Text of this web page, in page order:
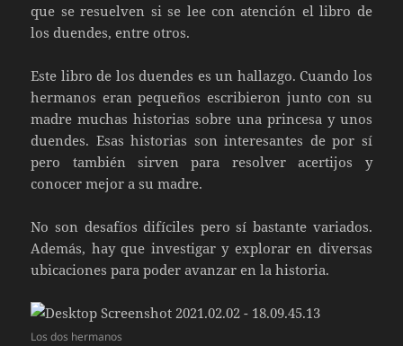
que se resuelven si se lee con atención el libro de
los duendes, entre otros.
Este libro de los duendes es un hallazgo. Cuando los
hermanos eran pequeños escribieron junto con su
madre muchas historias sobre una princesa y unos
duendes. Esas historias son interesantes de por sí
pero también sirven para resolver acertijos y
conocer mejor a su madre.
No son desafíos difíciles pero sí bastante variados.
Además, hay que investigar y explorar en diversas
ubicaciones para poder avanzar en la historia.
Los dos hermanos